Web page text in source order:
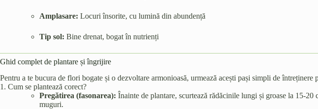
Amplasare: Locuri însorite, cu lumină din abundență
Tip sol: Bine drenat, bogat în nutrienți
Ghid complet de plantare și îngrijire
Pentru a te bucura de flori bogate și o dezvoltare armonioasă, urmează acești pași simpli de întreținere
1. Cum se plantează corect?
Pregătirea (fasonarea): Înainte de plantare, scurtează rădăcinile lungi și groase la 15-
muguri.